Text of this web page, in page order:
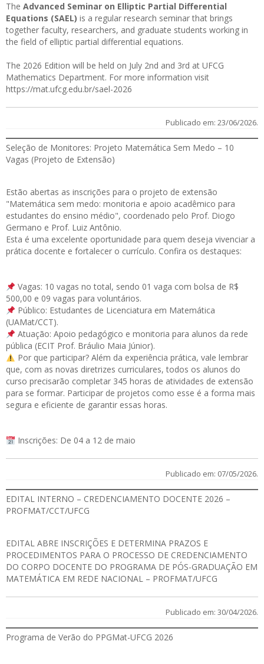
The Advanced Seminar on Elliptic Partial Differential
Equations (SAEL) is a regular research seminar that brings
together faculty, researchers, and graduate students working in
the field of elliptic partial differential equations.
The 2026 Edition will be held on July 2nd and 3rd at UFCG
Mathematics Department. For more information visit
https://mat.ufcg.edu.br/sael-2026
Publicado em: 23/06/2026.
Seleção de Monitores: Projeto Matemática Sem Medo – 10
Vagas (Projeto de Extensão)
Estão abertas as inscrições para o projeto de extensão
"Matemática sem medo: monitoria e apoio acadêmico para
estudantes do ensino médio", coordenado pelo Prof. Diogo
Germano e Prof. Luiz Antônio.
Esta é uma excelente oportunidade para quem deseja vivenciar a
prática docente e fortalecer o currículo. Confira os destaques:
Vagas: 10 vagas no total, sendo 01 vaga com bolsa de R$
500,00 e 09 vagas para voluntários.
Público: Estudantes de Licenciatura em Matemática
(UAMat/CCT).
Atuação: Apoio pedagógico e monitoria para alunos da rede
pública (ECIT Prof. Bráulio Maia Júnior).
Por que participar? Além da experiência prática, vale lembrar
que, com as novas diretrizes curriculares, todos os alunos do
curso precisarão completar 345 horas de atividades de extensão
para se formar. Participar de projetos como esse é a forma mais
segura e eficiente de garantir essas horas.
Inscrições: De 04 a 12 de maio
Publicado em: 07/05/2026.
EDITAL INTERNO – CREDENCIAMENTO DOCENTE 2026 –
PROFMAT/CCT/UFCG
EDITAL ABRE INSCRIÇÕES E DETERMINA PRAZOS E
PROCEDIMENTOS PARA O PROCESSO DE CREDENCIAMENTO
DO CORPO DOCENTE DO PROGRAMA DE PÓS-GRADUAÇÃO EM
MATEMÁTICA EM REDE NACIONAL – PROFMAT/UFCG
Publicado em: 30/04/2026.
Programa de Verão do PPGMat-UFCG 2026